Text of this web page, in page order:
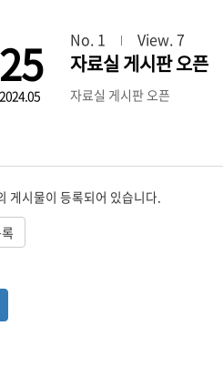
25
2024.05
No. 1 View. 7
자료실 게시판 오픈
자료실 게시판 오픈
게시물이 등록되어 있습니다.